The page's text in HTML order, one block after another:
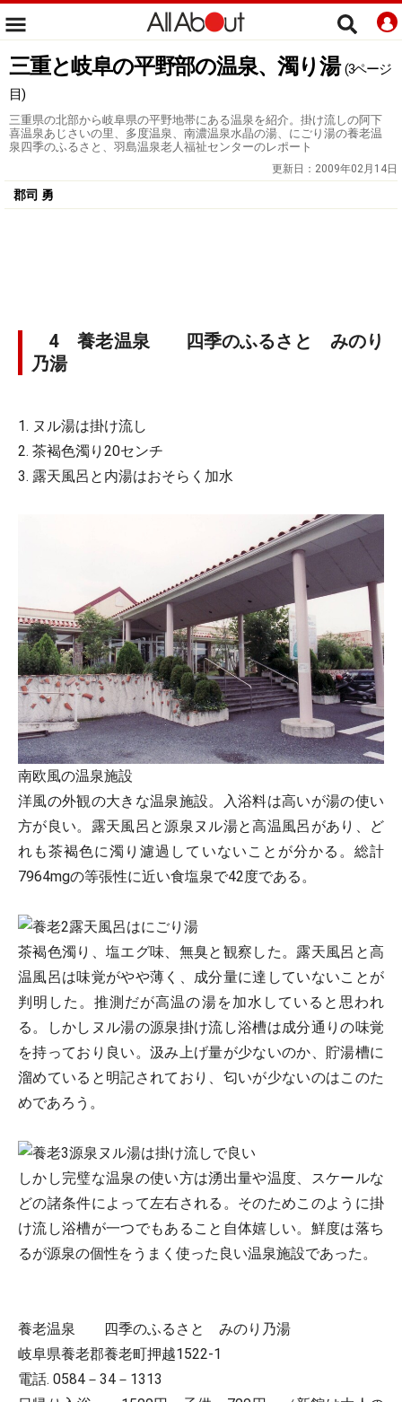
三重と岐阜の平野部の温泉、濁り湯 (3ページ
目)
三重県の北部から岐阜県の平野地帯にある温泉を紹介。掛け流しの阿下
喜温泉あじさいの里、多度温泉、南濃温泉水晶の湯、にごり湯の養老温
泉四季のふるさと、羽島温泉老人福祉センターのレポート
更新日： 2009年02月14日
郡司 勇
4 養老温泉 四季のふるさと みのり
乃湯
1. ヌル湯は掛け流し
2. 茶褐色濁り20センチ
3. 露天風呂と内湯はおそらく加水
南欧風の温泉施設
洋風の外観の大きな温泉施設。入浴料は高いが湯の使い
方が良い。露天風呂と源泉ヌル湯と高温風呂があり、ど
れも茶褐色に濁り濾過していないことが分かる。総計
7964mgの等張性に近い食塩泉で42度である。
露天風呂はにごり湯
茶褐色濁り、塩エグ味、無臭と観察した。露天風呂と高
温風呂は味覚がやや薄く、成分量に達していないことが
判明した。推測だが高温の湯を加水していると思われ
る。しかしヌル湯の源泉掛け流し浴槽は成分通りの味覚
を持っており良い。汲み上げ量が少ないのか、貯湯槽に
溜めていると明記されており、匂いが少ないのはこのた
めであろう。
源泉ヌル湯は掛け流しで良い
しかし完璧な温泉の使い方は湧出量や温度、スケールな
どの諸条件によって左右される。そのためこのように掛
け流し浴槽が一つでもあること自体嬉しい。鮮度は落ち
るが源泉の個性をうまく使った良い温泉施設であった。
養老温泉 四季のふるさと みのり乃湯
岐阜県養老郡養老町押越1522-1
電話. 0584－34－1313